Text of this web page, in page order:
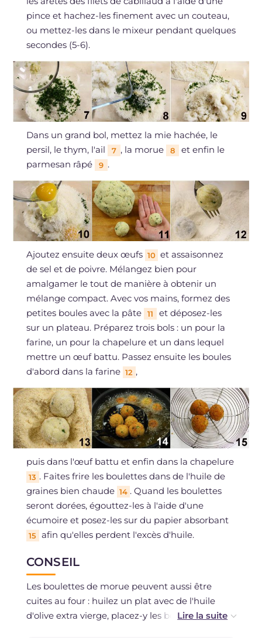
pince et hachez-les finement avec un couteau,
ou mettez-les dans le mixeur pendant quelques
secondes (5-6).
Dans un grand bol, mettez la mie hachée, le
persil, le thym, l'ail
7 , la morue 8
et enfin le
parmesan râpé
9 .
Ajoutez ensuite deux œufs 10 et assaisonnez
de sel et de poivre. Mélangez bien pour
amalgamer le tout de manière à obtenir un
mélange compact. Avec vos mains, formez des
petites boules avec la pâte
11
et déposez-les
sur un plateau. Préparez trois bols : un pour la
farine, un pour la chapelure et un dans lequel
mettre un œuf battu. Passez ensuite les boules
d'abord dans la farine 12 ,
puis dans l'œuf battu et enfin dans la chapelure
13 . Faites frire les boulettes dans de l'huile de
graines bien chaude 14 . Quand les boulettes
seront dorées, égouttez-les à l'aide d'une
écumoire et posez-les sur du papier absorbant
15 afin qu'elles perdent l'excès d'huile.
CONSEIL
Les boulettes de morue peuvent aussi être
cuites au four : huilez un plat avec de l'huile
d'olive extra vierge, placez-y les boulettes et